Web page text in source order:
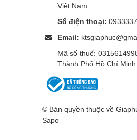
Việt Nam
Số điện thoại:
Email:
Mã số thuế:
Thành Phố Hồ Chí
© Bản quyền thuộc về
Sapo